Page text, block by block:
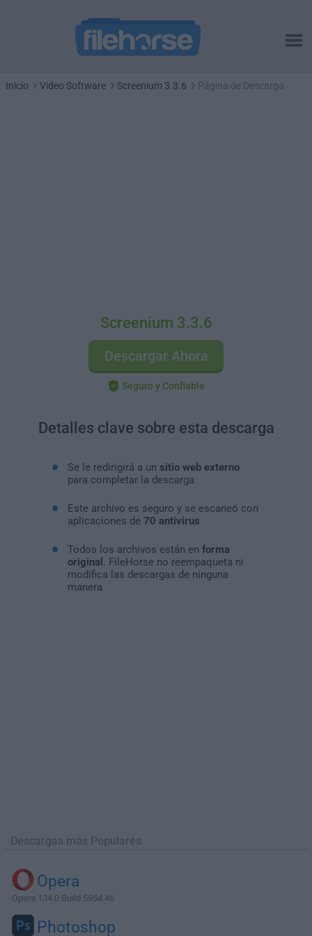
Inicio Video Software Screenium 3.3.6 Página de Descarga
Screenium 3.3.6
Descargar Ahora
Seguro y Confiable
Detalles clave sobre esta descarga
Se le redirigirá a un sitio web externo
para completar la descarga
Este archivo es seguro y se escaneó con
aplicaciones de 70 antivirus
Todos los archivos están en forma
original
. FileHorse no reempaqueta ni
modifica las descargas de ninguna
manera
Descargas más Populares
Opera
Opera 134.0 Build 5954.46
Photoshop